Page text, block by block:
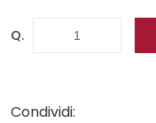
Q.
Condividi: